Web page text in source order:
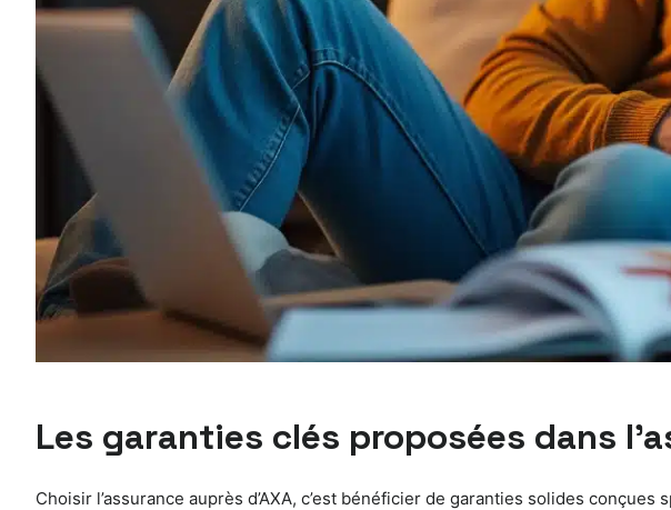
Les garanties clés proposées dans
Choisir l’assurance auprès d’AXA, c’est bénéficier de garanties solides